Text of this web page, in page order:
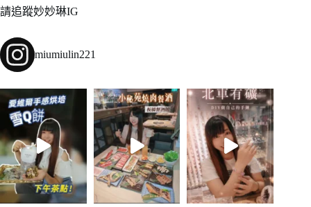
請追蹤妙妙琳IG
miumiulin221